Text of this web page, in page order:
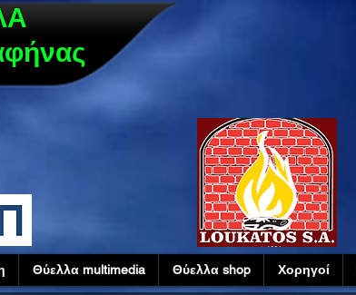
Θύελλα multimedia Θύελλα shop Χορηγοί